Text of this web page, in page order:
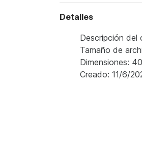
Detalles
Descripción
Tamaño de
Dimensiones:
Creado: 11/6/